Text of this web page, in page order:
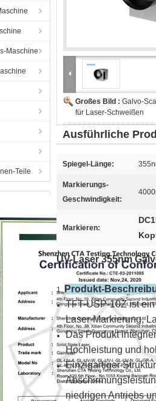
Maschine
Teile
Großes Bild : Galvo-
für Laser-Schweißen
Ausführliche
Spiegel-Länge:
Markierungs-
Geschwindigkeit:
Markieren:
UV-Laser 355nm
1. Produkt-
TFT-USP-10Z ist
Laser-Markierung,
Das Produkt
Hochleistung und
Einzigartiger
niedrigen Antriebs